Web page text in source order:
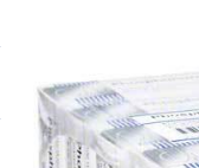
Aktuelle Coupons
Gratis dazu
Arzneimittel
Bio & Genuss